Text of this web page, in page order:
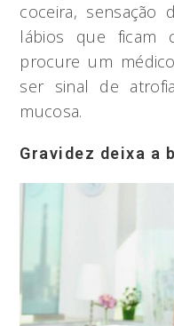
coceira, sensação
lábios que ficam
procure um
ser sinal de
mucosa.
Gravidez deixa a